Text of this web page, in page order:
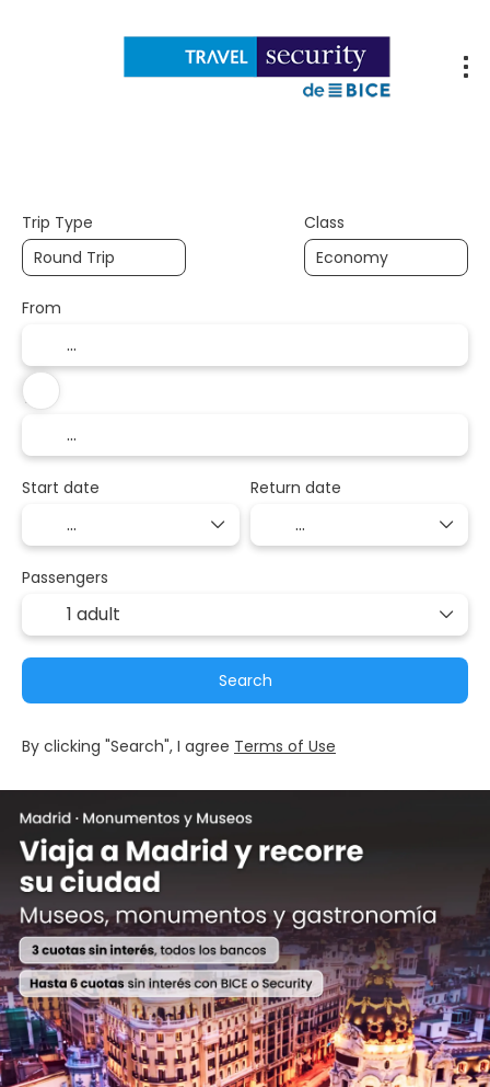
Trip Type Class
From
To
Start date Return date
Passengers
1 adult
Search
By clicking "Search", I agree Terms of Use